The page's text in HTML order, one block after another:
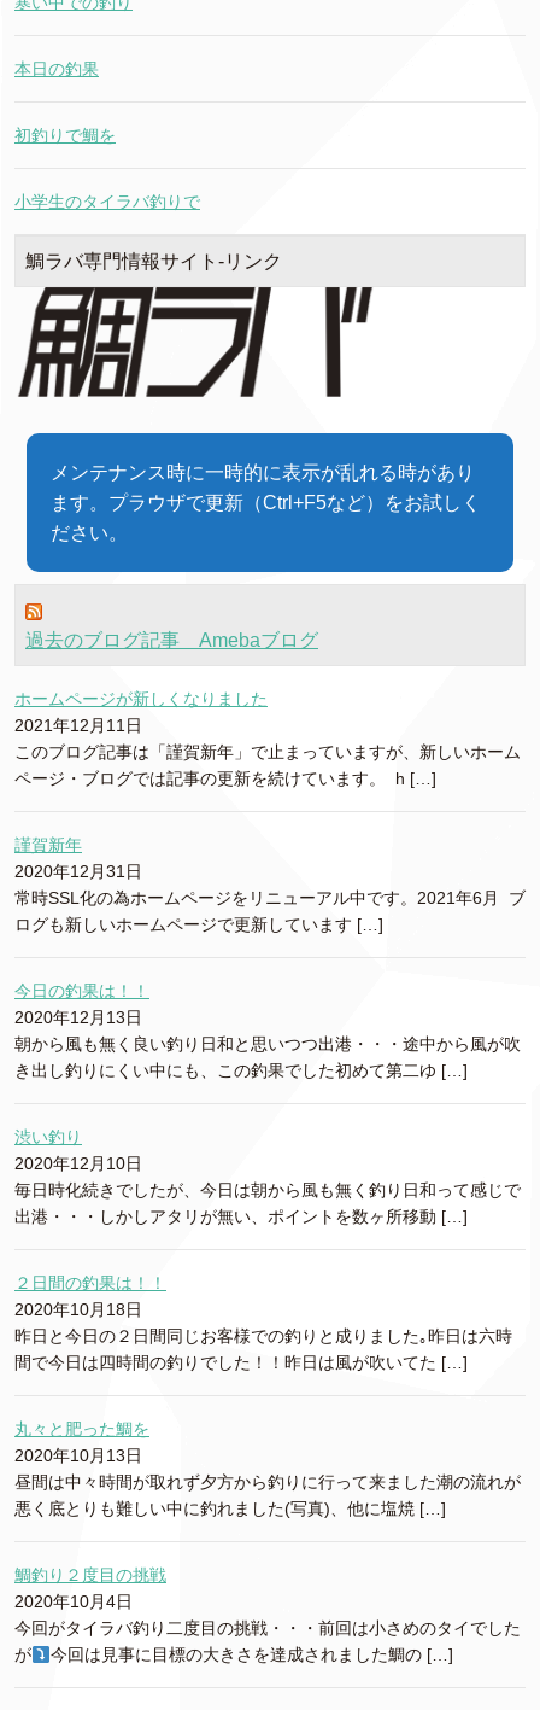
本日の釣果
初釣りで鯛を
小学生のタイラバ釣りで
鯛ラバ専門情報サイト-リンク
メンテナンス時に一時的に表示が乱れる時があり
ます。プラウザで更新（Ctrl+F5など）をお試しく
ださい。
過去のブログ記事 Amebaブログ
ホームページが新しくなりました
2021年12月11日
このブログ記事は「謹賀新年」で止まっていますが、新しいホーム
ページ・ブログでは記事の更新を続けています。 h […]
謹賀新年
2020年12月31日
常時SSL化の為ホームページをリニューアル中です。2021年6月 ブ
ログも新しいホームページで更新しています […]
今日の釣果は！！
2020年12月13日
朝から風も無く良い釣り日和と思いつつ出港・・・途中から風が吹
き出し釣りにくい中にも、この釣果でした初めて第二ゆ […]
渋い釣り
2020年12月10日
毎日時化続きでしたが、今日は朝から風も無く釣り日和って感じで
出港・・・しかしアタリが無い、ポイントを数ヶ所移動 […]
２日間の釣果は！！
2020年10月18日
昨日と今日の２日間同じお客様での釣りと成りました｡昨日は六時
間で今日は四時間の釣りでした！！昨日は風が吹いてた […]
丸々と肥った鯛を
2020年10月13日
昼間は中々時間が取れず夕方から釣りに行って来ました潮の流れが
悪く底とりも難しい中に釣れました(写真)、他に塩焼 […]
鯛釣り２度目の挑戦
2020年10月4日
今回がタイラバ釣り二度目の挑戦・・・前回は小さめのタイでした
が
今回は見事に目標の大きさを達成されました鯛の […]